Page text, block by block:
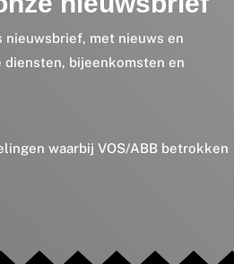
nieuwsbrief, met nieuws en
bijeenkomsten en
waarbij VOS/ABB betrokken